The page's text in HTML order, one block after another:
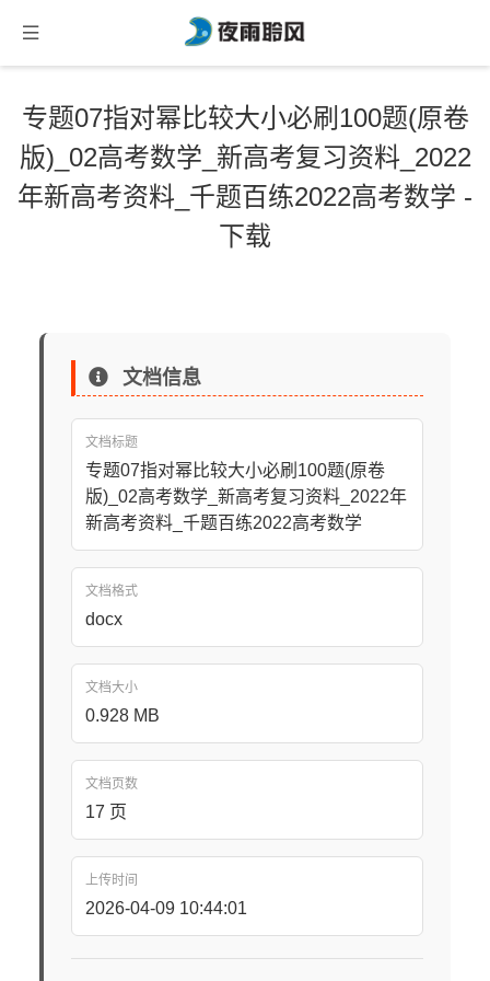
专题07指对幂比较大小必刷100题(原卷
版)_02高考数学_新高考复习资料_2022
年新高考资料_千题百练2022高考数学 -
下载
文档信息
文档标题
专题07指对幂比较大小必刷100题(原卷
版)_02高考数学_新高考复习资料_2022年
新高考资料_千题百练2022高考数学
文档格式
docx
文档大小
0.928 MB
文档页数
17 页
上传时间
2026-04-09 10:44:01